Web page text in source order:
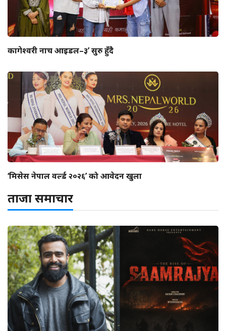
कागेश्वरी नाच आइडल–३’ सुरु हुँदै
‘मिसेस नेपाल वर्ल्ड २०२६’ को आवेदन खुला
ताजा समाचार